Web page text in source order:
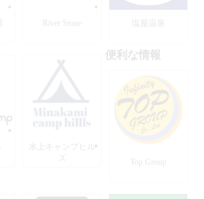
River Stone 塩屋温泉
水上キャンプヒル
便利な情報
Top Group